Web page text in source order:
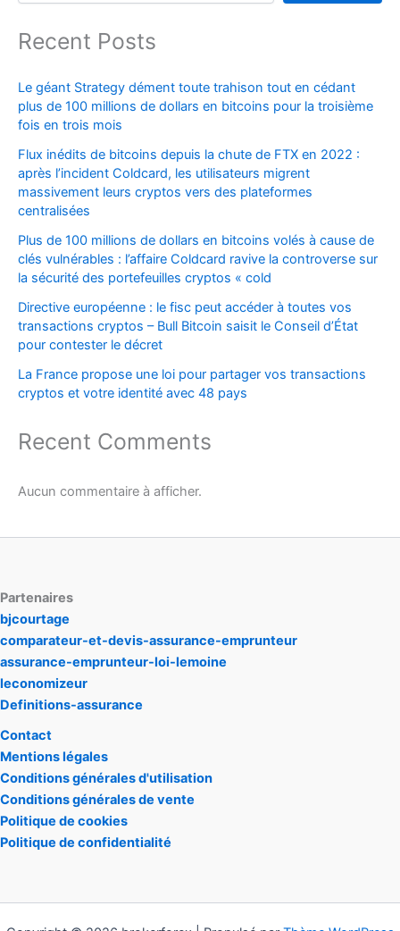
Recent Posts
Le géant Strategy dément toute trahison tout en cédant
plus de 100 millions de dollars en bitcoins pour la troisième
fois en trois mois
Flux inédits de bitcoins depuis la chute de FTX en 2022 :
après l’incident Coldcard, les utilisateurs migrent
massivement leurs cryptos vers des plateformes
centralisées
Plus de 100 millions de dollars en bitcoins volés à cause de
clés vulnérables : l’affaire Coldcard ravive la controverse sur
la sécurité des portefeuilles cryptos « cold
Directive européenne : le fisc peut accéder à toutes vos
transactions cryptos – Bull Bitcoin saisit le Conseil d’État
pour contester le décret
La France propose une loi pour partager vos transactions
cryptos et votre identité avec 48 pays
Recent Comments
Aucun commentaire à afficher.
Partenaires
bjcourtage
comparateur-et-devis-assurance-emprunteur
assurance-emprunteur-loi-lemoine
leconomizeur
Definitions-assurance
Contact
Mentions légales
Conditions générales d'utilisation
Conditions générales de vente
Politique de cookies
Politique de confidentialité